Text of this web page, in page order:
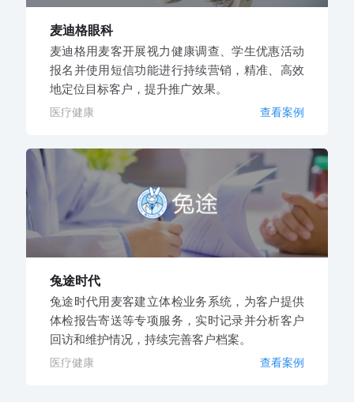
麦迪格眼科
麦迪格用麦客开展视力健康调查、学生优惠活动
报名并使用短信功能进行持续营销，精准、高效
地定位目标客户，提升推广效果。
医疗健康 查看案例
兔途时代
兔途时代用麦客建立体检业务系统，为客户提供
体检报告寄送等专项服务，实时记录并分析客户
回访和维护情况，持续完善客户档案。
医疗健康 查看案例